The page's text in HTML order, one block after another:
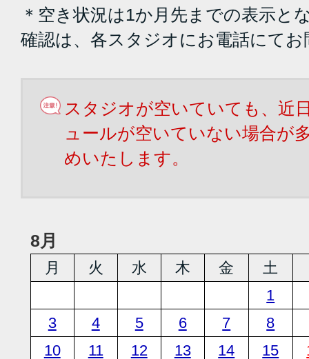
＊空き状況は1か月先までの表示と
確認は、各スタジオにお電話にて
スタジオが空いていても、近
ュールが空いていない場合が
めいたします。
8月
月 火 水 木 金 土
1
3
4 5 6 7
8
10
11 12 13 14 15